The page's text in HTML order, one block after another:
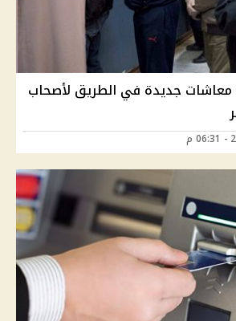
معاشات جديدة في الطريق لأصحاب